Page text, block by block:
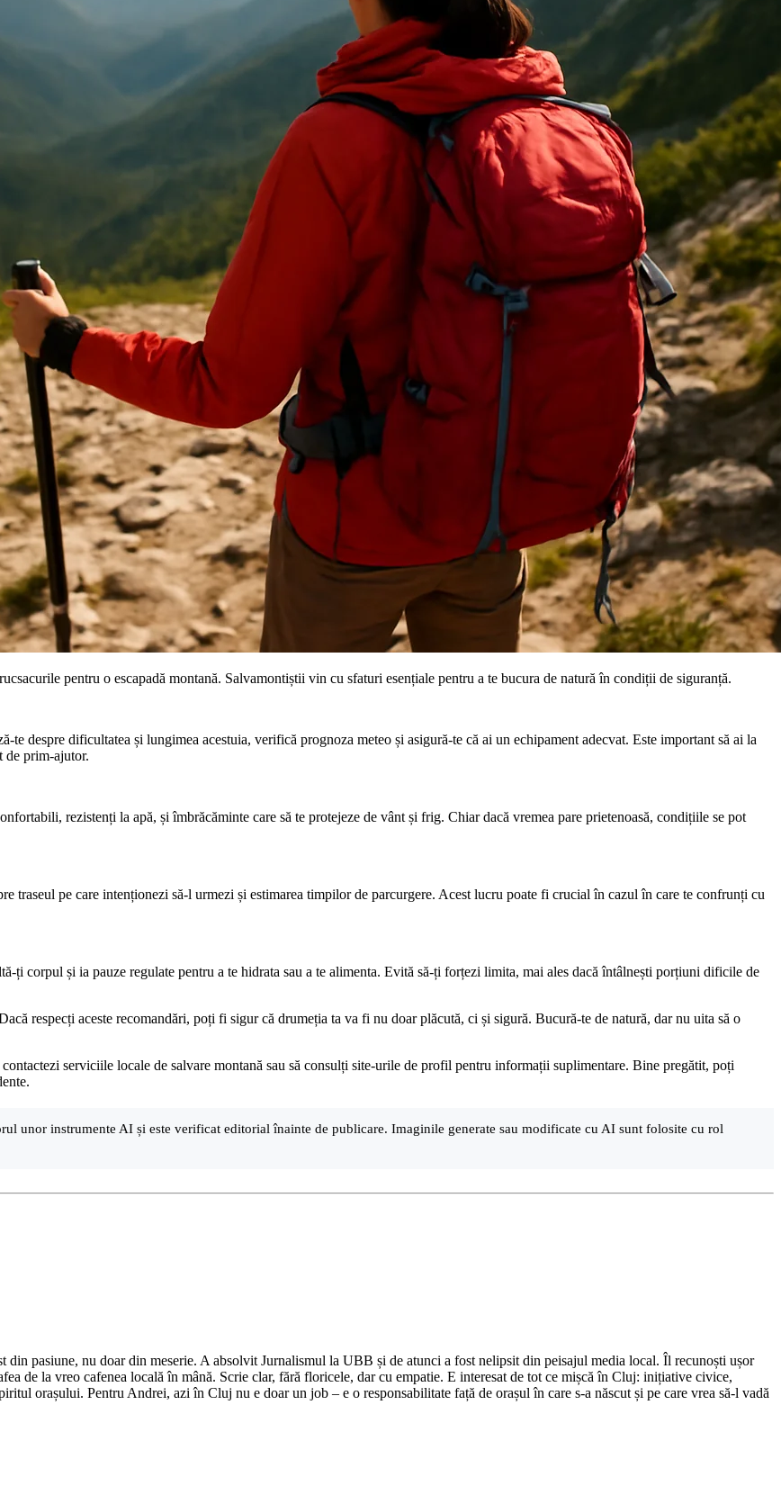
pentru o escapadă montană. Salvamontiștii vin cu sfaturi esențiale pentru a te bucura de natură în condiții de siguranță.
despre dificultatea și lungimea acestuia, verifică prognoza meteo și asigură-te că ai un echipament adecvat. Este important să ai la
de prim-ajutor.
rezistenți la apă, și îmbrăcăminte care să te protejeze de vânt și frig. Chiar dacă vremea pare prietenoasă, condițiile se pot
traseul pe care intenționezi să-l urmezi și estimarea timpilor de parcurgere. Acest lucru poate fi crucial în cazul în care te confrunți cu
ți corpul și ia pauze regulate pentru a te hidrata sau a te alimenta. Evită să-ți forțezi limita, mai ales dacă întâlnești porțiuni dificile de
respecți aceste recomandări, poți fi sigur că drumeția ta va fi nu doar plăcută, ci și sigură. Bucură-te de natură, dar nu uita să o
serviciile locale de salvare montană sau să consulți site-urile de profil pentru informații suplimentare. Bine pregătit, poți
unor instrumente AI și este verificat editorial înainte de publicare. Imaginile generate sau modificate cu AI sunt folosite cu rol
pasiune, nu doar din meserie. A absolvit Jurnalismul la UBB și de atunci a fost nelipsit din peisajul media local. Îl recunoști ușor
de la vreo cafenea locală în mână. Scrie clar, fără floricele, dar cu empatie. E interesat de tot ce mișcă în Cluj: inițiative civice,
orașului. Pentru Andrei, azi în Cluj nu e doar un job – e o responsabilitate față de orașul în care s-a născut și pe care vrea să-l vadă